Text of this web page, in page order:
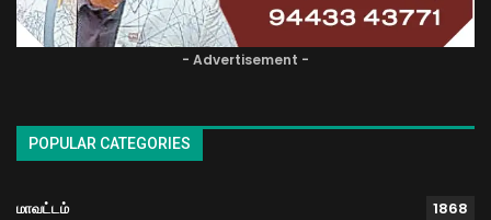
- Advertisement -
POPULAR CATEGORIES
மாவட்டம் 1868